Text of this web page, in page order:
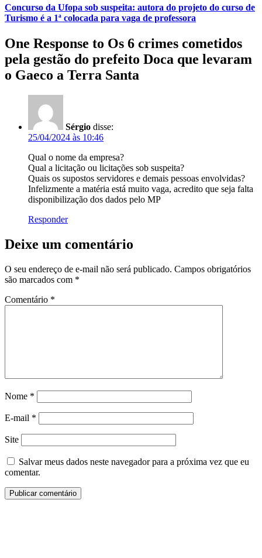
Concurso da Ufopa sob suspeita: autora do projeto do curso de
Turismo é a 1ª colocada para vaga de professora
One Response to Os 6 crimes cometidos
pela gestão do prefeito Doca que levaram
o Gaeco a Terra Santa
Sérgio disse:
25/04/2024 às 10:46
Qual o nome da empresa?
Qual a licitação ou licitações sob suspeita?
Quais os supostos servidores e demais pessoas envolvidas?
Infelizmente a matéria está muito vaga, acredito que seja falta
disponibilização dos dados pelo MP
Responder
Deixe um comentário
O seu endereço de e-mail não será publicado. Campos obrigatórios
são marcados com *
Comentário *
Nome *
E-mail *
Site
Salvar meus dados neste navegador para a próxima vez que eu
comentar.